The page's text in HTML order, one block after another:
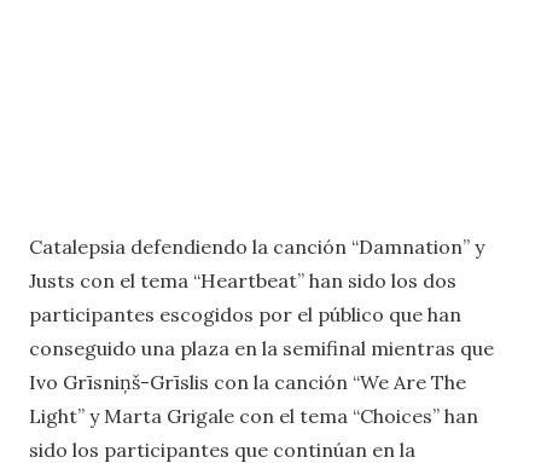
Catalepsia defendiendo la canción “Damnation” y
Justs con el tema “Heartbeat” han sido los dos
participantes escogidos por el público que han
conseguido una plaza en la semifinal mientras que
Ivo Grīsniņš-Grīslis con la canción “We Are The
Light” y Marta Grigale con el tema “Choices” han
sido los participantes que continúan en la